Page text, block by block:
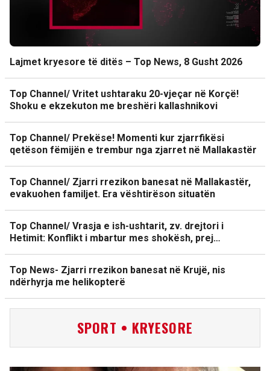
Lajmet kryesore të ditës – Top News, 8 Gusht 2026
Top Channel/ Vritet ushtaraku 20-vjeçar në Korçë!
Shoku e ekzekuton me breshëri kallashnikovi
Top Channel/ Prekëse! Momenti kur zjarrfikësi
qetëson fëmijën e trembur nga zjarret në Mallakastër
Top Channel/ Zjarri rrezikon banesat në Mallakastër,
evakuohen familjet. Era vështirëson situatën
Top Channel/ Vrasja e ish-ushtarit, zv. drejtori i
Hetimit: Konflikt i mbartur mes shokësh, prej…
Top News- Zjarri rrezikon banesat në Krujë, nis
ndërhyrja me helikopterë
SPORT • KRYESORE